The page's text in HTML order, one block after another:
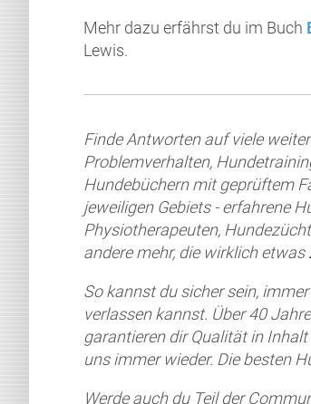
Mehr dazu erfährst du im Buch
Lewis.
Finde Antworten auf viele
Problemverhalten,
Hundebüchern mit geprüftem
jeweiligen Gebiets - erfahrene
Physiotherapeuten,
andere mehr, die wirklich etwas
So kannst du sicher sein,
verlassen kannst. Über 40
garantieren dir Qualität in
uns immer wieder. Die besten
Werde auch du Teil der